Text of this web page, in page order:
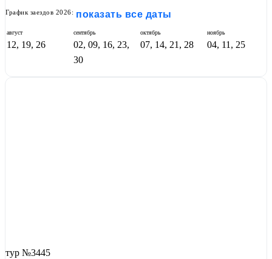
График заездов 2026: показать все даты
август
12, 19, 26
сентябрь
02, 09, 16, 23,
30
октябрь
07, 14, 21, 28
ноябрь
04, 11, 25
тур №3445